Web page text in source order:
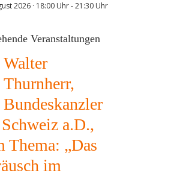
2026 · 18:00 Uhr-21:30 Uhr
Veranstaltungen
Walter
Thurnherr,
Bundeskanzler
a.D.,
Thema: „Das
im